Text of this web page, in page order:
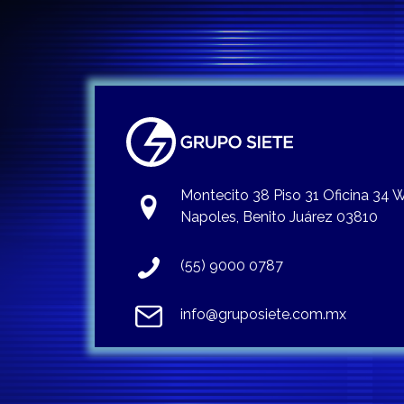
Montecito 38 Piso 31 Oficina 34
Napoles, Benito Juárez 03810
(55) 9000 0787
info@gruposiete.com.mx